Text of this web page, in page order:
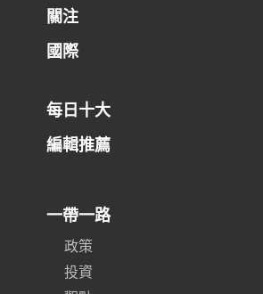
關注
國際
每日十大
編輯推薦
一帶一路
政策
投資